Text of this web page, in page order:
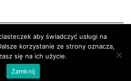
Internetowe Białystok Dr Pixel
aby świadczyć usługi na
korzystanie ze strony oznacza,
się na ich użycie.
Zamknij